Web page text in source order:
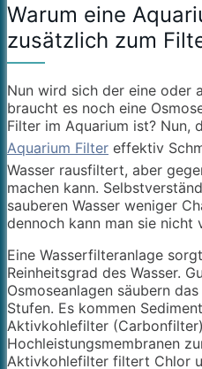
Warum eine
zusätzlich zum
Nun wird sich der eine oder
braucht es noch eine
Filter im Aquarium ist? Nun,
Aquarium Filter effektiv
Wasser rausfiltert, aber
machen kann.
sauberen Wasser weniger
dennoch kann man sie nicht
Eine Wasserfilteranlage
Reinheitsgrad des Wasser.
Osmoseanlagen säubern
Stufen. Es kommen
Aktivkohlefilter
Hochleistungsmembranen
Aktivkohlefilter filtert Chlor